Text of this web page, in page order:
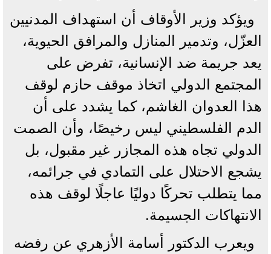
ويؤكد وزير الأوقاف أن استهداف المدنيين
العزّل، وتدمير المنازل والمرافق الحيوية،
يعد جريمة ضد الإنسانية، تفرض على
المجتمع الدولي اتخاذ موقف حازم لوقف
هذا العدوان الغاشم، كما يشدد على أن
الدم الفلسطيني ليس رخيصًا، وأن الصمت
الدولي تجاه هذه المجازر غير مقبول، بل
يشجع الاحتلال على التمادي في جرائمه،
مما يتطلب تحركًا دوليًا عاجلًا لوقف هذه
الانتهاكات الجسيمة.
ويعرب الدكتور أسامة الأزهري عن رفضه